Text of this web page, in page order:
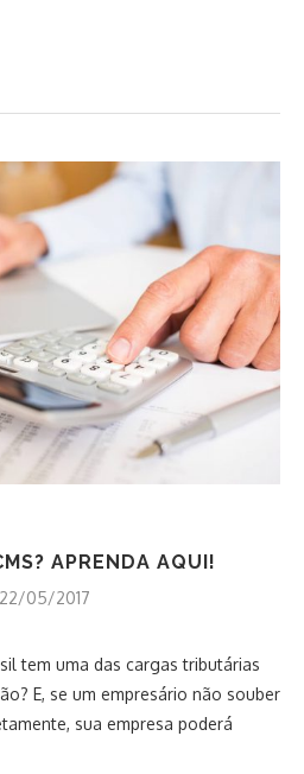
APRENDA AQUI!
22/05/2017
tem uma das cargas tributárias
E, se um empresário não souber
sua empresa poderá